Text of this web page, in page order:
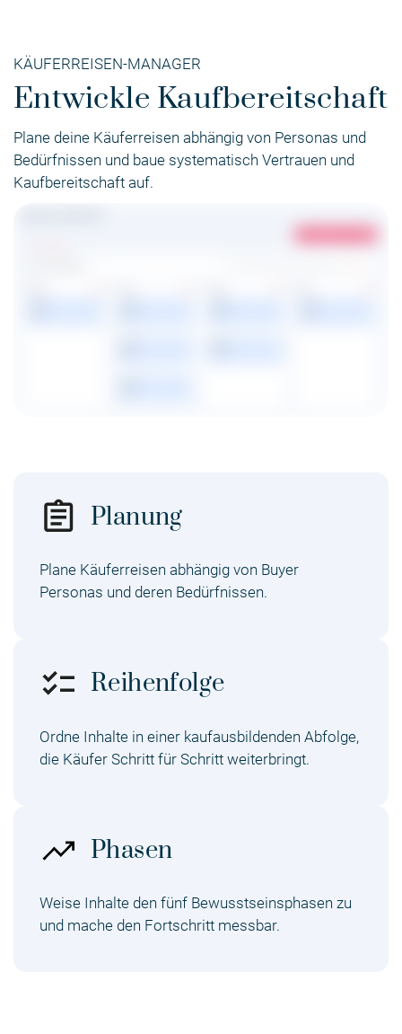
KÄUFERREISEN-MANAGER
Entwickle Kaufbereitschaft
Plane deine Käuferreisen abhängig von Personas und
Bedürfnissen und baue systematisch Vertrauen und
Kaufbereitschaft auf.
Planung
Plane Käuferreisen abhängig von Buyer
Personas und deren Bedürfnissen.
Reihenfolge
Ordne Inhalte in einer kaufausbildenden Abfolge,
die Käufer Schritt für Schritt weiterbringt.
Phasen
Weise Inhalte den fünf Bewusstseinsphasen zu
und mache den Fortschritt messbar.